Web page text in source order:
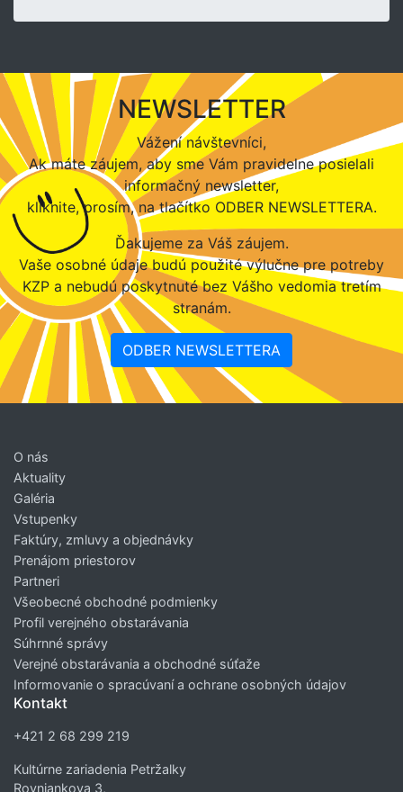
NEWSLETTER
Vážení návštevníci,
Ak máte záujem, aby sme Vám pravidelne posielali
informačný newsletter,
kliknite, prosím, na tlačítko ODBER NEWSLETTERA.
Ďakujeme za Váš záujem.
Vaše osobné údaje budú použité výlučne pre potreby
KZP a nebudú poskytnuté bez Vášho vedomia tretím
stranám.
ODBER NEWSLETTERA
O nás
Aktuality
Galéria
Vstupenky
Faktúry, zmluvy a objednávky
Prenájom priestorov
Partneri
Všeobecné obchodné podmienky
Profil verejného obstarávania
Súhrnné správy
Verejné obstarávania a obchodné súťaže
Informovanie o spracúvaní a ochrane osobných údajov
Kontakt
+421 2 68 299 219
Kultúrne zariadenia Petržalky
Rovniankova 3,